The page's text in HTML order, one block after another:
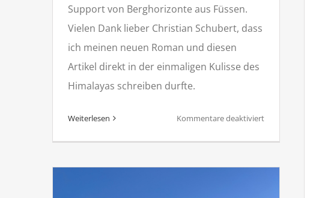
Support von Berghorizonte aus Füssen.
Vielen Dank lieber Christian Schubert, dass
ich meinen neuen Roman und diesen
Artikel direkt in der einmaligen Kulisse des
Himalayas schreiben durfte.
Weiterlesen Kommentare deaktiviertfür